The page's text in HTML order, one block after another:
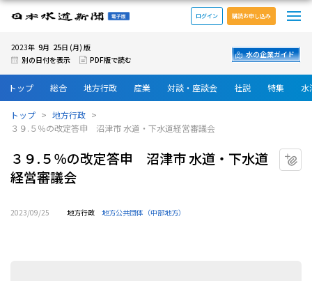
日本水道新聞 電子版
ログイン 購読お申し込み
2023年 9月 25日 (月) 版
別の日付を表示
PDF版で読む
水の企業ガイド
トップ 総合 地方行政 産業 対談・座談会 社説 特集 水
トップ
地方行政
３９.５％の改定答申 沼津市 水道・下水道経営審議会
３９.５％の改定答申 沼津市 水道・下水道
経営審議会
2023/09/25 地方行政 地方公共団体（中部地方）